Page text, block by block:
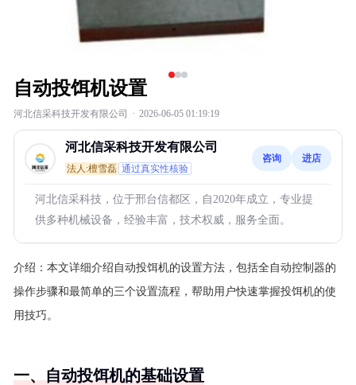
自动投饵机设置
河北信采科技开发有限公司 · 2026-06-05 01:19:19
河北信采科技开发有限公司
法人:檀雪磊 通过真实性核验
咨询 进店
河北信采科技，位于邢台信都区，自2020年成立，专业提
供多种机械设备，经验丰富，技术权威，服务全面。
介绍： 本文详细介绍自动投饵机的设置方法，包括全自动控制器的
操作步骤和最简单的三个设置流程，帮助用户快速掌握投饵机的使
用技巧。
一、自动投饵机的基础设置